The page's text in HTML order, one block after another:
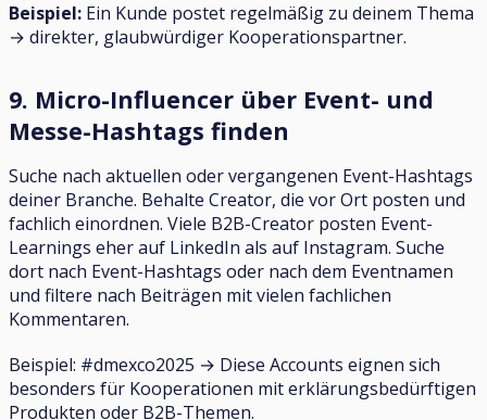
Beispiel: Ein Kunde postet regelmäßig zu deinem Thema
→ direkter, glaubwürdiger Kooperationspartner.
9. Micro-Influencer über Event- und
Messe-Hashtags finden
Suche nach aktuellen oder vergangenen Event-Hashtags
deiner Branche. Behalte Creator, die vor Ort posten und
fachlich einordnen. Viele B2B-Creator posten Event-
Learnings eher auf LinkedIn als auf Instagram. Suche
dort nach Event-Hashtags oder nach dem Eventnamen
und filtere nach Beiträgen mit vielen fachlichen
Kommentaren.
Beispiel: #dmexco2025 → Diese Accounts eignen sich
besonders für Kooperationen mit erklärungsbedürftigen
Produkten oder B2B-Themen.